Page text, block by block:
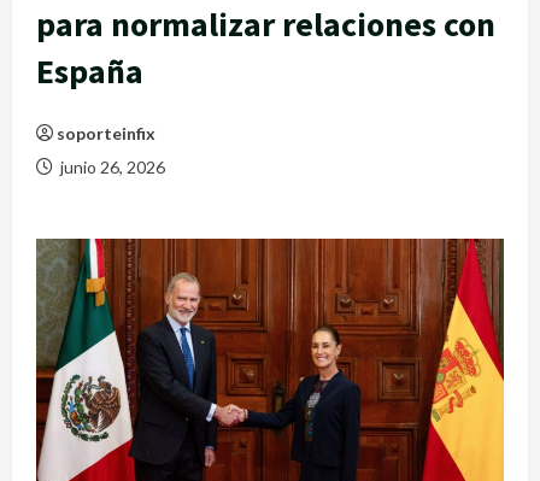
para normalizar relaciones con
España
soporteinfix
junio 26, 2026